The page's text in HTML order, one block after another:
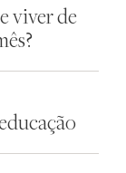
viver de